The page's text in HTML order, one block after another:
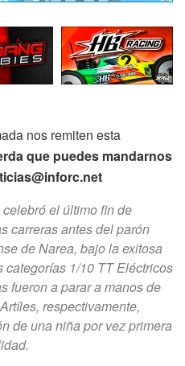
nos remiten esta
que puedes mandarnos
el último fin de
carreras antes del parón
de Narea, bajo la exitosa
categorías 1/10 TT Eléctricos
fueron a parar a manos de
respectivamente,
de una niña por vez primera